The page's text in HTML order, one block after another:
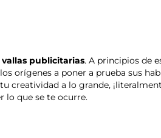
publicitarias. A principios de
orígenes a poner a prueba sus
creatividad a lo grande,
lo que se te ocurre.